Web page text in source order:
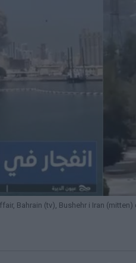
Bahrain (tv), Bushehr i Iran